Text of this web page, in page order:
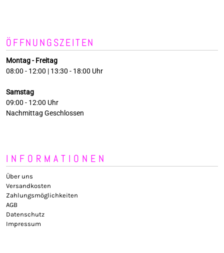
ÖFFNUNGSZEITEN
Montag - Freitag
08:00 - 12:00 | 13:30 - 18:00 Uhr
Samstag
09:00 - 12:00 Uhr
Nachmittag Geschlossen
INFORMATIONEN
Über uns
Versandkosten
Zahlungsmöglichkeiten
AGB
Datenschutz
Impressum